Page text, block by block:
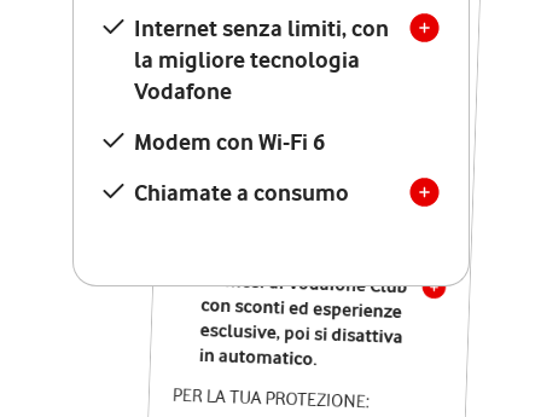
Internet senza limiti, con
la migliore tecnologia
Vodafone
Modem con Wi-Fi 6
Chiamate a consumo
Internet senza limiti, con
la migliore tecnologia
Vodafone
Modem Seven con Wi-Fi 7
Chiamate illimitate verso
numeri fissi e mobili
nazionali
12 mesi di Vodafone Club
con sconti ed esperienze
esclusive, poi si disattiva
in automatico.
PER LA TUA PROTEZIONE: